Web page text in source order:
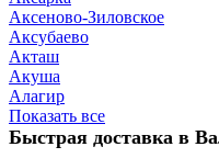
Аксеново-Зиловское
Аксубаево
Акташ
Акуша
Алагир
Показать все
Быстрая доставка в